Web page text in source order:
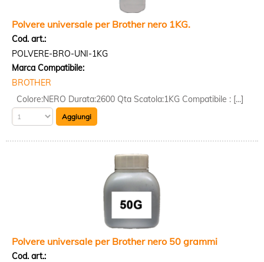
Polvere universale per Brother nero 1KG.
Cod. art.:
POLVERE-BRO-UNI-1KG
Marca Compatibile:
BROTHER
Colore:NERO Durata:2600 Qta Scatola:1KG Compatibile : [...]
Polvere universale per Brother nero 50 grammi
Cod. art.: